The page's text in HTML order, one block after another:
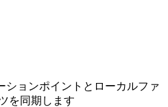
ションポイントとローカルファ
を同期します